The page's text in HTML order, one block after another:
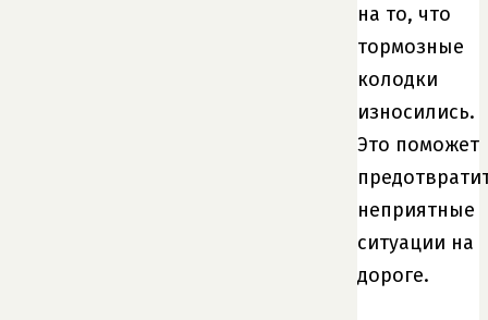
на то, что
тормозные
колодки
износились.
Это поможет
неприятные
ситуации на
дороге.